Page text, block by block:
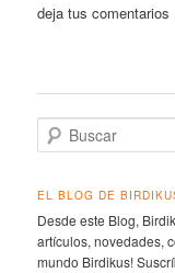
deja tus comentarios
Buscar
EL BLOG DE
Desde este Blog,
artículos, novedades,
mundo Birdikus!